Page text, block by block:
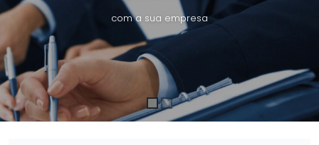
com a sua empresa